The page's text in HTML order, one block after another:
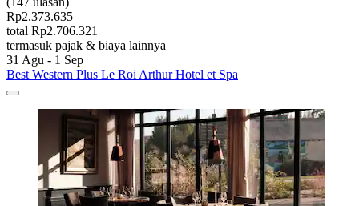
Rp2.373.635
total Rp2.706.321
termasuk pajak & biaya lainnya
31 Agu - 1 Sep
Best Western Plus Le Roi Arthur Hotel et Spa